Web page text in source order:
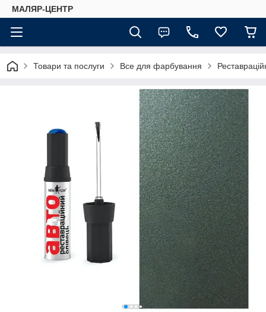
МАЛЯР-ЦЕНТР
Товари та послуги Все для фарбування